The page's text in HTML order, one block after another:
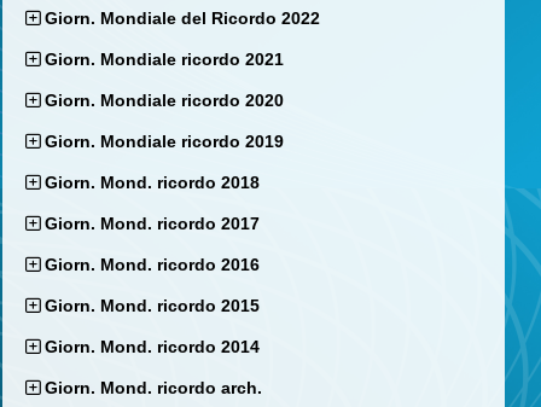
Giorn. Mondiale del Ricordo 2022
Giorn. Mondiale ricordo 2021
Giorn. Mondiale ricordo 2020
Giorn. Mondiale ricordo 2019
Giorn. Mond. ricordo 2018
Giorn. Mond. ricordo 2017
Giorn. Mond. ricordo 2016
Giorn. Mond. ricordo 2015
Giorn. Mond. ricordo 2014
Giorn. Mond. ricordo arch.